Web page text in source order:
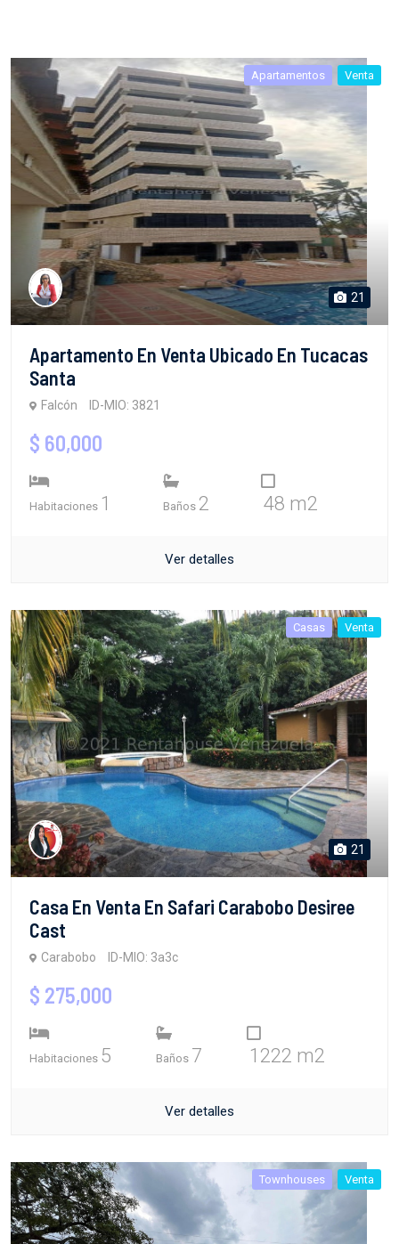
Apartamentos Venta
21
Apartamento En Venta Ubicado En Tucacas
Santa
Falcón ID-MIO: 3821
$ 60,000
Habitaciones 1 Baños 2 48 m2
Ver detalles
Casas Venta
21
Casa En Venta En Safari Carabobo Desiree
Cast
Carabobo ID-MIO: 3a3c
$ 275,000
Habitaciones 5 Baños 7 1222 m2
Ver detalles
Townhouses Venta